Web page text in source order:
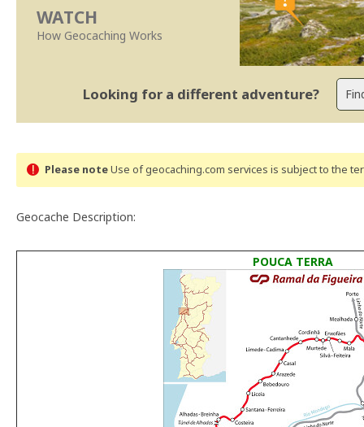
WATCH
How Geocaching Works
Looking for a different adventure?
Please noteUse of geocaching.com services is subject to the
Geocache Description:
POUCA TERRA